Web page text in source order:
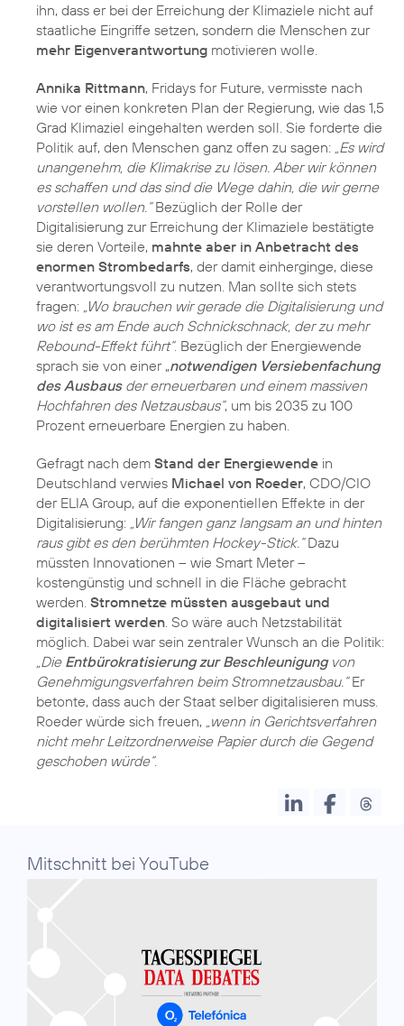
ihn, dass er bei der Erreichung der Klimaziele nicht auf
staatliche Eingriffe setzen, sondern die Menschen zur
mehr Eigenverantwortung motivieren wolle.
Annika Rittmann, Fridays for Future, vermisste nach
wie vor einen konkreten Plan der Regierung, wie das 1,5
Grad Klimaziel eingehalten werden soll. Sie forderte die
Politik auf, den Menschen ganz offen zu sagen: „Es wird
unangenehm, die Klimakrise zu lösen. Aber wir können
es schaffen und das sind die Wege dahin, die wir gerne
vorstellen wollen.“Bezüglich der Rolle der
Digitalisierung zur Erreichung der Klimaziele bestätigte
sie deren Vorteile, mahnte aber in Anbetracht des
enormen Strombedarfs, der damit einherginge, diese
verantwortungsvoll zu nutzen. Man sollte sich stets
fragen: „Wo brauchen wir gerade die Digitalisierung und
wo ist es am Ende auch Schnickschnack, der zu mehr
Rebound-Effekt führt“. Bezüglich der Energiewende
sprach sie von einer „notwendigen Versiebenfachung
des Ausbausder erneuerbaren und einem massiven
Hochfahren des Netzausbaus“, um bis 2035 zu 100
Prozent erneuerbare Energien zu haben.
Gefragt nach dem Stand der Energiewende in
Deutschland verwies Michael von Roeder, CDO/CIO
der ELIA Group, auf die exponentiellen Effekte in der
Digitalisierung: „Wir fangen ganz langsam an und hinten
raus gibt es den berühmten Hockey-Stick.“Dazu
müssten Innovationen – wie Smart Meter –
kostengünstig und schnell in die Fläche gebracht
werden. Stromnetze müssten ausgebaut und
digitalisiert werden. So wäre auch Netzstabilität
möglich. Dabei war sein zentraler Wunsch an die Politik:
„Die Entbürokratisierung zur Beschleunigungvon
Genehmigungsverfahren beim Stromnetzausbau.“Er
betonte, dass auch der Staat selber digitalisieren muss.
Roeder würde sich freuen, „wenn in Gerichtsverfahren
nicht mehr Leitzordnerweise Papier durch die Gegend
geschoben würde“.
Mitschnitt bei YouTube